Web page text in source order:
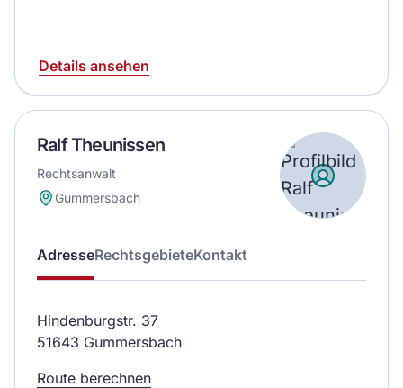
Details ansehen
Ralf Theunissen
Rechtsanwalt
Gummersbach
AdresseRechtsgebieteKontakt
Hindenburgstr. 37
51643 Gummersbach
Route berechnen